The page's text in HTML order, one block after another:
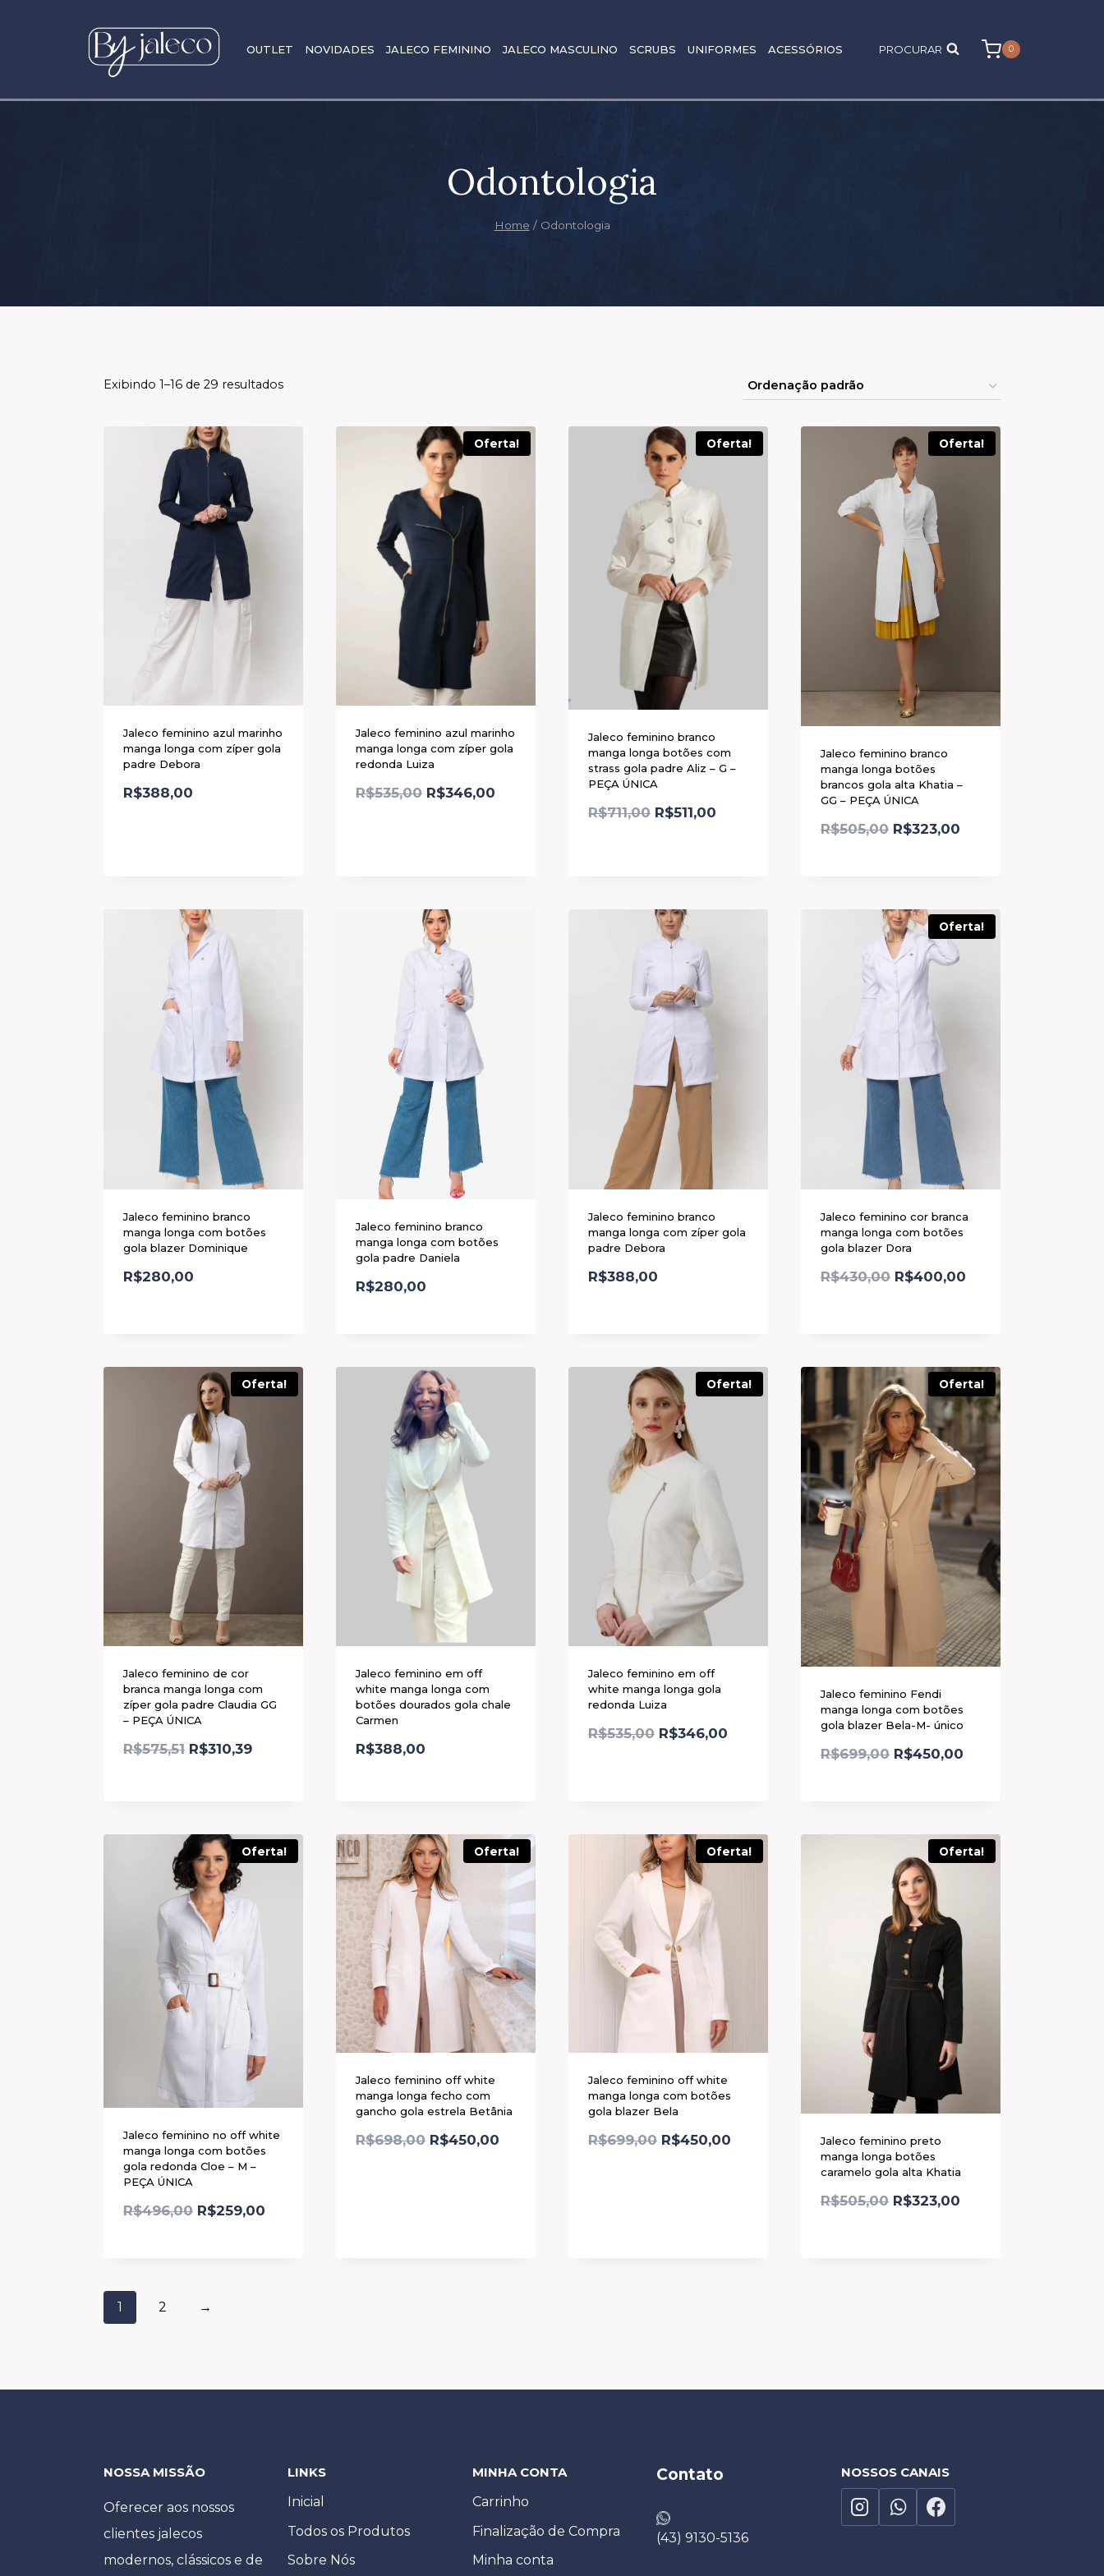
OUTLET NOVIDADES JALECO FEMININO JALECO MASCULINO SCRUBS UNIFORMES ACESSÓRIOS PROCURAR 0
Odontologia
Home / Odontologia
Exibindo 1–16 de 29 resultados
Jaleco feminino azul marinho
manga longa com zíper gola
padre Debora
R$388,00
Oferta!
Jaleco feminino azul marinho
manga longa com zíper gola
redonda Luiza
R$535,00 R$346,00
Oferta!
Jaleco feminino branco
manga longa botões com
strass gola padre Aliz – G –
PEÇA ÚNICA
R$711,00 R$511,00
Oferta!
Jaleco feminino branco
manga longa botões
brancos gola alta Khatia –
GG – PEÇA ÚNICA
R$505,00 R$323,00
Jaleco feminino branco
manga longa com botões
gola blazer Dominique
R$280,00
Jaleco feminino branco
manga longa com botões
gola padre Daniela
R$280,00
Jaleco feminino branco
manga longa com zíper gola
padre Debora
R$388,00
Oferta!
Jaleco feminino cor branca
manga longa com botões
gola blazer Dora
R$430,00 R$400,00
Oferta!
Jaleco feminino de cor
branca manga longa com
zíper gola padre Claudia GG
– PEÇA ÚNICA
R$575,51 R$310,39
Jaleco feminino em off
white manga longa com
botões dourados gola chale
Carmen
R$388,00
Oferta!
Jaleco feminino em off
white manga longa gola
redonda Luiza
R$535,00 R$346,00
Oferta!
Jaleco feminino Fendi
manga longa com botões
gola blazer Bela-M- único
R$699,00 R$450,00
Oferta!
Jaleco feminino no off white
manga longa com botões
gola redonda Cloe – M –
PEÇA ÚNICA
R$496,00 R$259,00
Oferta!
Jaleco feminino off white
manga longa fecho com
gancho gola estrela Betânia
R$698,00 R$450,00
Oferta!
Jaleco feminino off white
manga longa com botões
gola blazer Bela
R$699,00 R$450,00
Oferta!
Jaleco feminino preto
manga longa botões
caramelo gola alta Khatia
R$505,00 R$323,00
1 2 →
NOSSA MISSÃO
Oferecer aos nossos
clientes jalecos
modernos, clássicos e de
LINKS
Inicial
Todos os Produtos
Sobre Nós
MINHA CONTA
Carrinho
Finalização de Compra
Minha conta
Contato
(43) 9130-5136
NOSSOS CANAIS